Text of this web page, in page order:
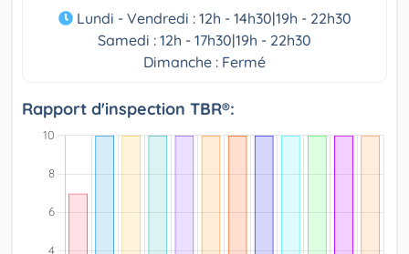
Lundi - Vendredi : 12h - 14h30|19h - 22h30
Samedi : 12h - 17h30|19h - 22h30
Dimanche : Fermé
Rapport d'inspection TBR®: